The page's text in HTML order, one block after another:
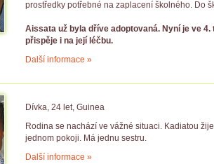
prostředky potřebné na zaplacení školného. Do
Aissata už byla dříve adoptovaná. Nyní je ve
přispěje i na její léčbu.
Další informace »
Dívka, 24 let, Guinea
Rodina se nachází ve vážné situaci. Kadiatou
jednom pokoji. Má jednu sestru.
Další informace »